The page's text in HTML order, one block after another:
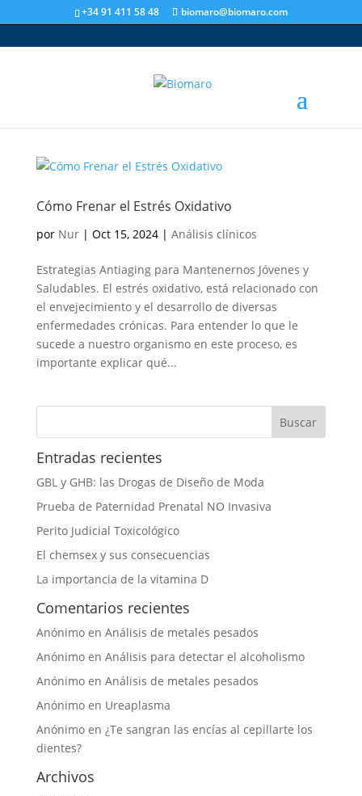
+34 91 411 58 48 biomaro@biomaro.com
Cómo Frenar el Estrés Oxidativo
por Nur| Oct 15, 2024| Análisis clínicos
Estrategias Antiaging para Mantenernos Jóvenes y
Saludables. El estrés oxidativo, está relacionado con
el envejecimiento y el desarrollo de diversas
enfermedades crónicas. Para entender lo que le
sucede a nuestro organismo en este proceso, es
importante explicar qué...
Entradas recientes
GBL y GHB: las Drogas de Diseño de Moda
Prueba de Paternidad Prenatal NO Invasiva
Perito Judicial Toxicológico
El chemsex y sus consecuencias
La importancia de la vitamina D
Comentarios recientes
Anónimoen Análisis de metales pesados
Anónimoen Análisis para detectar el alcoholismo
Anónimoen Análisis de metales pesados
Anónimoen Ureaplasma
Anónimoen ¿Te sangran las encías al cepillarte los
dientes?
Archivos